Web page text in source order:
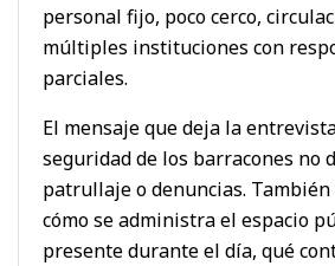
personal fijo, poco cerco,
múltiples instituciones con
parciales.
El mensaje que deja la
seguridad de los barracones no
patrullaje o denuncias. También
cómo se administra el espacio
presente durante el día, qué